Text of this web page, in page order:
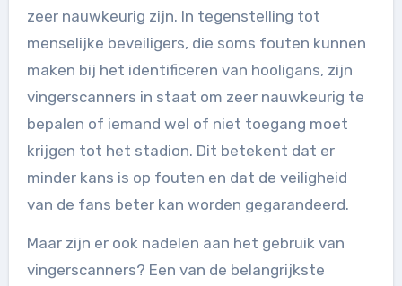
zeer nauwkeurig zijn. In tegenstelling tot
menselijke beveiligers, die soms fouten kunnen
maken bij het identificeren van hooligans, zijn
vingerscanners in staat om zeer nauwkeurig te
bepalen of iemand wel of niet toegang moet
krijgen tot het stadion. Dit betekent dat er
minder kans is op fouten en dat de veiligheid
van de fans beter kan worden gegarandeerd.
Maar zijn er ook nadelen aan het gebruik van
vingerscanners? Een van de belangrijkste